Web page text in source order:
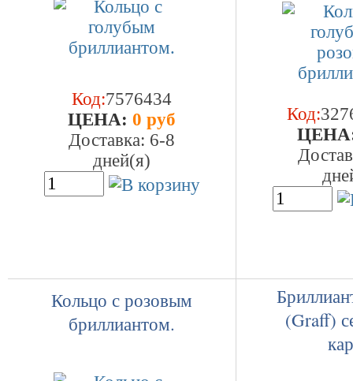
Код:7576434
ЦEHA: 0 руб
Доставка: 6-8
дней(я)
Код:
Кольцо с розовым
бриллиантом.
(Graff)